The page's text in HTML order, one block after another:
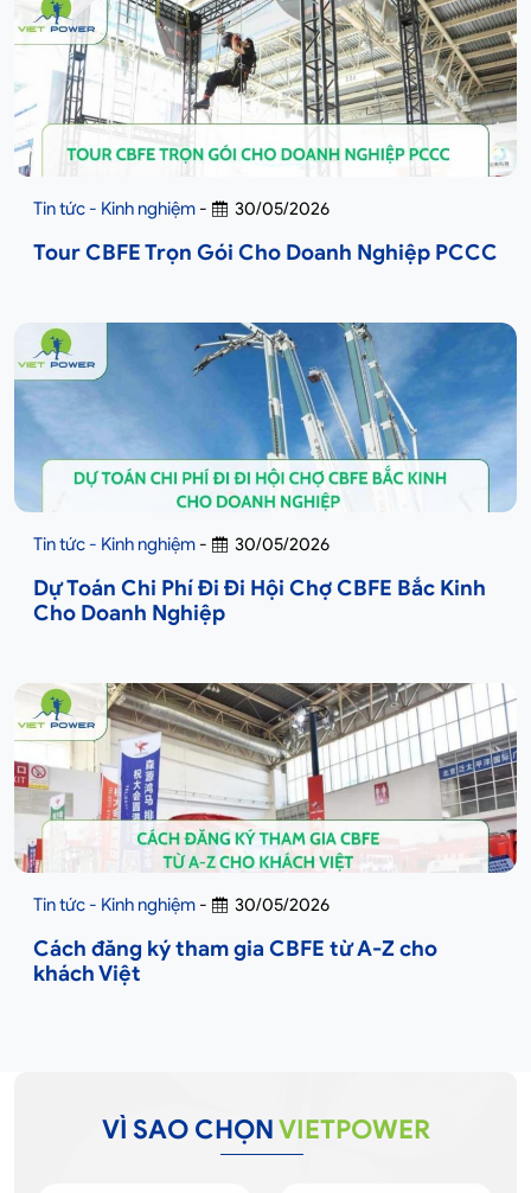
Tin tức - Kinh nghiệm - 30/05/2026
Tour CBFE Trọn Gói Cho Doanh Nghiệp PCCC
Tin tức - Kinh nghiệm - 30/05/2026
Dự Toán Chi Phí Đi Đi Hội Chợ CBFE Bắc Kinh
Cho Doanh Nghiệp
Tin tức - Kinh nghiệm - 30/05/2026
Cách đăng ký tham gia CBFE từ A-Z cho
khách Việt
VÌ SAO CHỌNVIETPOWER